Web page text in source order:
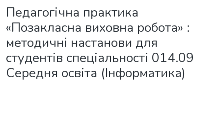
Педагогічна практика
«Позакласна виховна робота» :
методичні настанови для
студентів спеціальності 014.09
Середня освіта (Інформатика)